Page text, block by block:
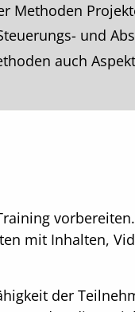
Methoden
und
auch
vorbereiten.
mit Inhalten,
der